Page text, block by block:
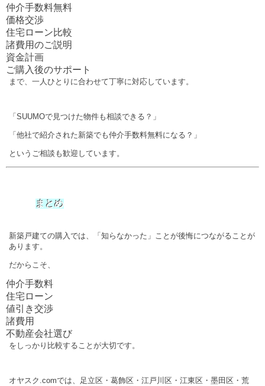
仲介手数料無料
価格交渉
住宅ローン比較
諸費用のご説明
資金計画
ご購入後のサポート
まで、一人ひとりに合わせて丁寧に対応しています。
「SUUMOで見つけた物件も相談できる？」
「他社で紹介された新築でも仲介手数料無料になる？」
というご相談も歓迎しています。
まとめ
新築戸建ての購入では、「知らなかった」ことが後悔につながることが
あります。
だからこそ、
仲介手数料
住宅ローン
値引き交渉
諸費用
不動産会社選び
をしっかり比較することが大切です。
オヤスク.comでは、足立区・葛飾区・江戸川区・江東区・墨田区・荒